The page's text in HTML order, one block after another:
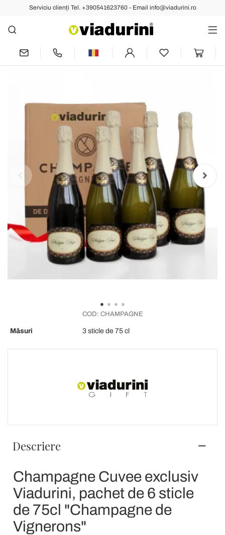
Serviciu clienți Tel. +390541623760 - Email info@viadurini.ro
Următoarea
Champagne Cuvee exclusiv 6 Viadurini
sticle „Champagne de Vignerons”
COD: CHAMPAGNE
Măsuri 3 sticle de 75 cl
Descriere
Champagne Cuvee exclusiv
Viadurini, pachet de 6 sticle
de 75cl "Champagne de
Vignerons"